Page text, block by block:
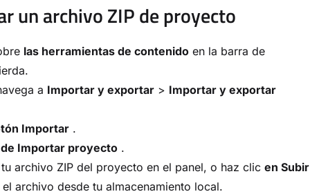
un archivo ZIP de proyecto
las herramientas de contenido en la barra de
a Importar y exportar > Importar y exportar
Importar .
de Importar proyecto .
archivo ZIP del proyecto en el panel, o haz clic en Subir
archivo desde tu almacenamiento local.